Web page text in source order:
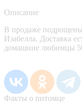
Описание
В продаже
Изабелла. Доставка
домашние любимцы
Факты о питомце